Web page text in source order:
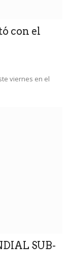
con el
viernes en el
SUB-